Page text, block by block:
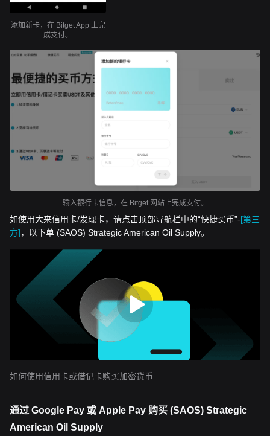
添加新卡，在 Bitget App 上完
成支付。
输入银行卡信息，在 Bitget 网站上完成支付。
如使用大来信用卡/发现卡，请点击顶部导航栏中的“快捷买币”-[第三
方]，以下单 (SAOS) Strategic American Oil Supply。
如何使用信用卡或借记卡购买加密货币
通过 Google Pay 或 Apple Pay 购买 (SAOS) Strategic
American Oil Supply